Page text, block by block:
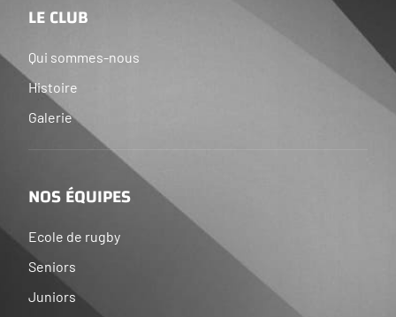
LE CLUB
Qui sommes-nous
Histoire
Galerie
NOS ÉQUIPES
Ecole de rugby
Seniors
Juniors